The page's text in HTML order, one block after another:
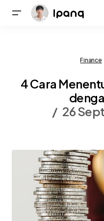
Finance
4 Cara
26